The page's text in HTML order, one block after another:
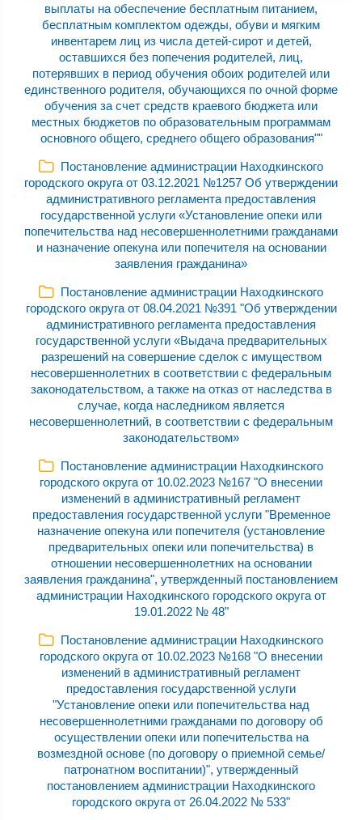
выплаты на обеспечение бесплатным питанием,
бесплатным комплектом одежды, обуви и мягким
инвентарем лиц из числа детей-сирот и детей,
оставшихся без попечения родителей, лиц,
потерявших в период обучения обоих родителей или
единственного родителя, обучающихся по очной форме
обучения за счет средств краевого бюджета или
местных бюджетов по образовательным программам
основного общего, среднего общего образования""
Постановление администрации Находкинского
городского округа от 03.12.2021 №1257 Об утверждении
административного регламента предоставления
государственной услуги «Установление опеки или
попечительства над несовершеннолетними гражданами
и назначение опекуна или попечителя на основании
заявления гражданина»
Постановление администрации Находкинского
городского округа от 08.04.2021 №391 "Об утверждении
административного регламента предоставления
государственной услуги «Выдача предварительных
разрешений на совершение сделок с имуществом
несовершеннолетних в соответствии с федеральным
законодательством, а также на отказ от наследства в
случае, когда наследником является
несовершеннолетний, в соответствии с федеральным
законодательством»
Постановление администрации Находкинского
городского округа от 10.02.2023 №167 "О внесении
изменений в административный регламент
предоставления государственной услуги "Временное
назначение опекуна или попечителя (установление
предварительных опеки или попечительства) в
отношении несовершеннолетних на основании
заявления гражданина", утвержденный постановлением
администрации Находкинского городского округа от
19.01.2022 № 48"
Постановление администрации Находкинского
городского округа от 10.02.2023 №168 "О внесении
изменений в административный регламент
предоставления государственной услуги
"Установление опеки или попечительства над
несовершеннолетними гражданами по договору об
осуществлении опеки или попечительства на
возмездной основе (по договору о приемной семье/
патронатном воспитании)", утвержденный
постановлением администрации Находкинского
городского округа от 26.04.2022 № 533"